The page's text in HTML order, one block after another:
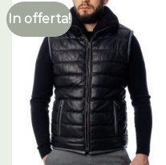
In offerta!